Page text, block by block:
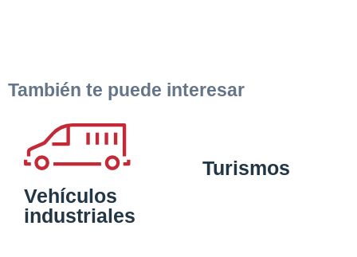
También te puede interesar
Vehículos
industriales
Turismos